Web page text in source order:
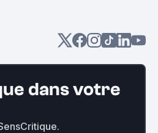
dans votre